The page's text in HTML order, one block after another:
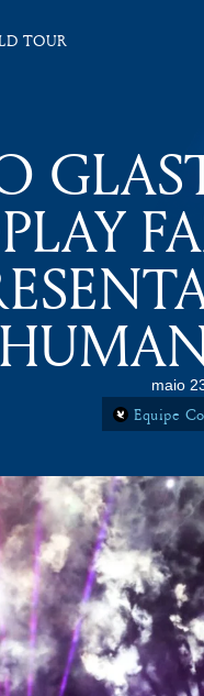
TOUR
maio
Equipe